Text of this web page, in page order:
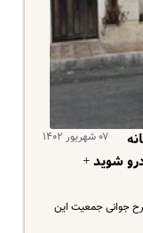
۰۷ شهریور ۱۴۰۲
شوید +
جوانی جمعیت این